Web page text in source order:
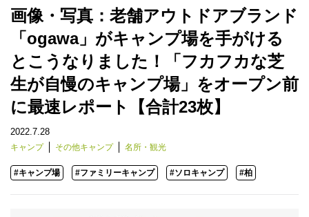
画像・写真：老舗アウトドアブランド
「ogawa」がキャンプ場を手がける
とこうなりました！「フカフカな芝
生が自慢のキャンプ場」をオープン前
に最速レポート【合計23枚】
2022.7.28
キャンプ その他キャンプ 名所・観光
#キャンプ場 #ファミリーキャンプ #ソロキャンプ #柏